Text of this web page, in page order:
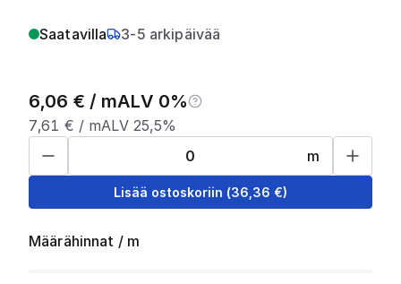
Saatavilla 3-5 arkipäivää
6,06 € / mALV 0%
7,61 € / mALV 25,5%
m
Lisää ostoskoriin (36,36 €)
Määrähinnat / m